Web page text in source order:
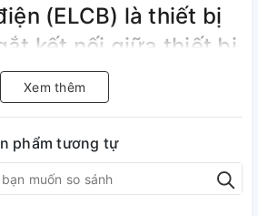
(ELCB) là thiết bị
kết nối giữa thiết bị
bất cứ khi nào xuất
qua cơ thể con
phải các phần
thiết bị.
Xem thêm
phẩm tương tự